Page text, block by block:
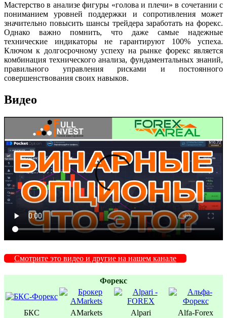
Мастерство в анализе фигуры «голова и плечи» в сочетании с
пониманием уровней поддержки и сопротивления может
значительно повысить шансы трейдера заработать на форекс.
Однако важно помнить, что даже самые надежные
технические индикаторы не гарантируют 100% успеха.
Ключом к долгосрочному успеху на рынке форекс является
комбинация технического анализа, фундаментальных знаний,
правильного управления рисками и постоянного
совершенствования своих навыков.
Видео
Смотрите это видео и другие на нашем канале
Форекс
БКС AMarkets Alpari Alfa-Forex